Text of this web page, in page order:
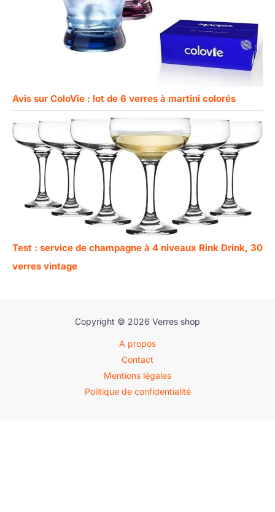
Avis sur ColoVie : lot de 6 verres à martini colorés
Test : service de champagne à 4 niveaux Rink Drink, 30
verres vintage
Copyright © 2026 Verres shop
A propos
Contact
Mentions légales
Politique de confidentialité